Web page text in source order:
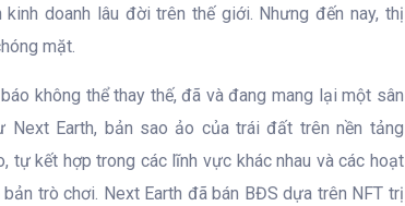
doanh lâu đời trên thế giới. Nhưng đến nay, thị
mặt.
không thể thay thế, đã và đang mang lại một sân
Earth, bản sao ảo của trái đất trên nền tảng
tự kết hợp trong các lĩnh vực khác nhau và các hoạt
trò chơi. Next Earth đã bán BĐS dựa trên NFT trị